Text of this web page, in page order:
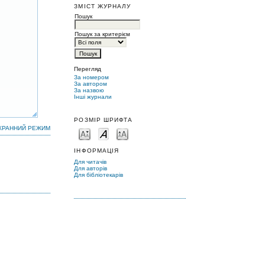
ЗМІСТ ЖУРНАЛУ
Пошук
Пошук за критерієм
Перегляд
За номером
За автором
За назвою
Інші журнали
РОЗМІР ШРИФТА
ІНФОРМАЦІЯ
Для читачів
Для авторів
Для бібліотекарів
РЕЖИМ